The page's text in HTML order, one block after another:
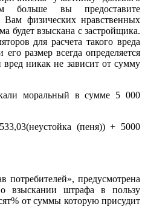
больше вы предоставите
Вам физических нравственных
будет взыскана с застройщика.
для расчета такого вреда
размер всегда определяется
никак не зависит от сумму
моральный в сумме 5 000
(пеня)) + 5000
предусмотрена
взыскании штрафа в пользу
от суммы которую присудит